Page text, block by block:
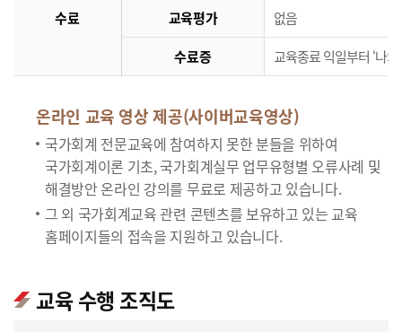
수료 교육평가 없음
수료증 교육종료 익일부터 ‘나
온라인 교육 영상 제공(사이버교육영상)
국가회계 전문교육에 참여하지 못한 분들을 위하여
국가회계이론 기초, 국가회계실무 업무유형별 오류사례 및
해결방안 온라인 강의를 무료로 제공하고 있습니다.
그 외 국가회계교육 관련 콘텐츠를 보유하고 있는 교육
홈페이지들의 접속을 지원하고 있습니다.
교육 수행 조직도